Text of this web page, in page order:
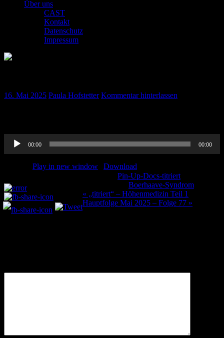
Über uns
CAST
Kontakt
Datenschutz
Impressum
16. Mai 2025 Paula Hofstetter Kommentar hinterlassen
Audio-
Player
00:00 00:00
Play in new window
Download
Pin-Up-Docs-titriert
Boerhaave-Syndrom
Beitragsnavigation« „titriert“ – Höhenmedizin Teil 1
Hauptfolge Mai 2025 – Folge 77 »